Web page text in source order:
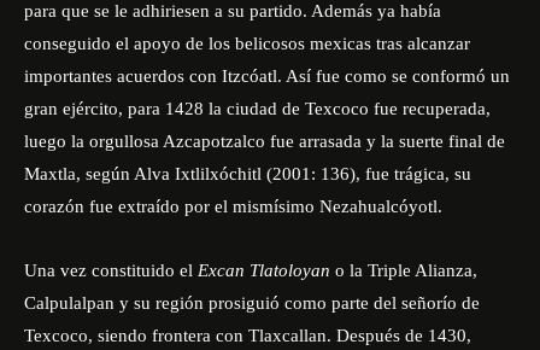
para que se le adhiriesen a su partido. Además ya había
conseguido el apoyo de los belicosos mexicas tras alcanzar
importantes acuerdos con Itzcóatl. Así fue como se conformó un
gran ejército, para 1428 la ciudad de Texcoco fue recuperada,
luego la orgullosa Azcapotzalco fue arrasada y la suerte final de
Maxtla, según Alva Ixtlilxóchitl (2001: 136), fue trágica, su
corazón fue extraído por el mismísimo Nezahualcóyotl.
Una vez constituido el Excan Tlatoloyan o la Triple Alianza,
Calpulalpan y su región prosiguió como parte del señorío de
Texcoco, siendo frontera con Tlaxcallan. Después de 1430,